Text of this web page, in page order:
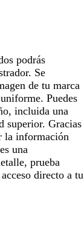
podrás
Se
de tu marca
Puedes
incluida una
superior. Gracias
la información
una
prueba
directo a tu